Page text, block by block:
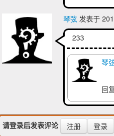
琴弦发表于
233
琴
回
请登录后发表评论 注册 登录